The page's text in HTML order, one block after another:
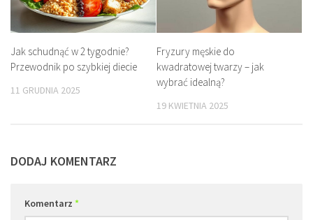
Jak schudnąć w 2 tygodnie?
Przewodnik po szybkiej diecie
11 GRUDNIA 2025
Fryzury męskie do
kwadratowej twarzy – jak
wybrać idealną?
19 KWIETNIA 2025
DODAJ KOMENTARZ
Komentarz *